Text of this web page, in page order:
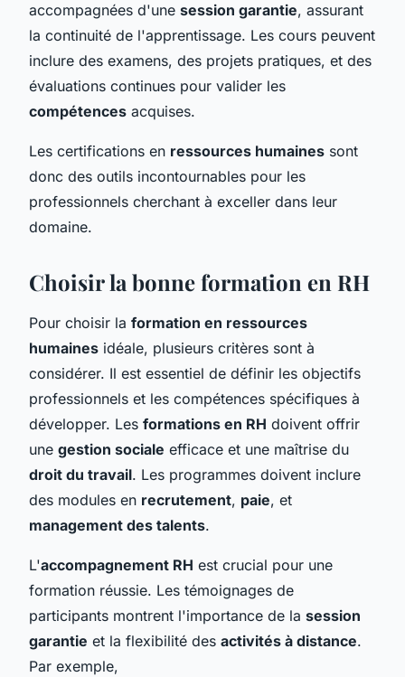
accompagnées d'une session garantie, assurant
la continuité de l'apprentissage. Les cours peuvent
inclure des examens, des projets pratiques, et des
évaluations continues pour valider les
compétences acquises.
Les certifications en ressources humaines sont
donc des outils incontournables pour les
professionnels cherchant à exceller dans leur
domaine.
Choisir la bonne formation en RH
Pour choisir la formation en ressources
humaines idéale, plusieurs critères sont à
considérer. Il est essentiel de définir les objectifs
professionnels et les compétences spécifiques à
développer. Les formations en RH doivent offrir
une gestion sociale efficace et une maîtrise du
droit du travail. Les programmes doivent inclure
des modules en recrutement, paie, et
management des talents.
L'accompagnement RH est crucial pour une
formation réussie. Les témoignages de
participants montrent l'importance de la session
garantie et la flexibilité des activités à distance.
Par exemple,